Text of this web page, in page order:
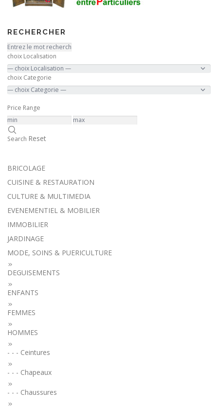
RECHERCHER
choix Localisation
choix Categorie
Price Range
Search Reset
BRICOLAGE
CUISINE & RESTAURATION
CULTURE & MULTIMEDIA
EVENEMENTIEL & MOBILIER
IMMOBILIER
JARDINAGE
MODE, SOINS & PUERICULTURE
DEGUISEMENTS
ENFANTS
FEMMES
HOMMES
- - - Ceintures
- - - Chapeaux
- - - Chaussures